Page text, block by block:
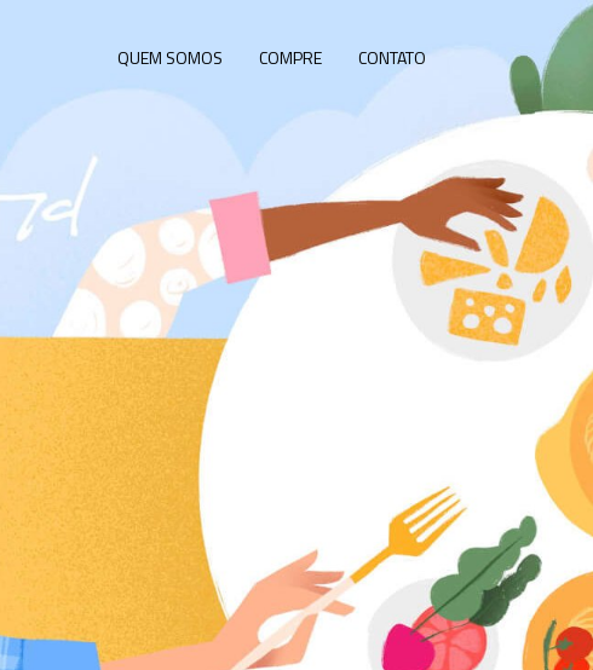
QUEM SOMOS COMPRE CONTATO